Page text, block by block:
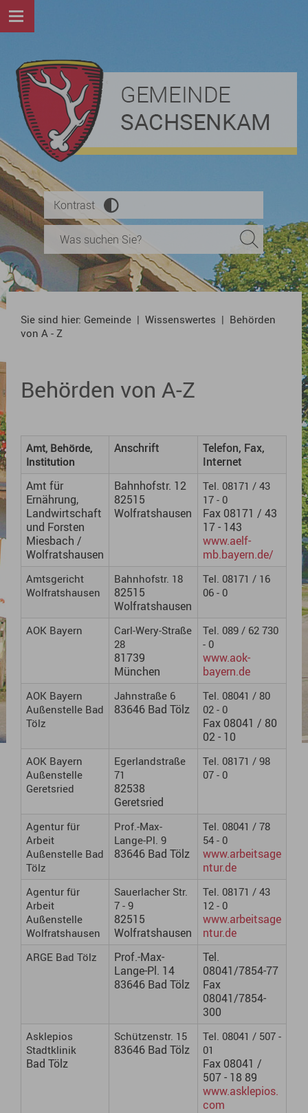
Kontrast
Sie sind hier: Gemeinde |Wissenswertes | Behörden
von A - Z
Behörden von A-Z
Amt, Behörde,
Institution
Anschrift
Telefon, Fax,
Internet
Amt für
Ernährung,
Landwirtschaft
und Forsten
Miesbach /
Wolfratshausen
Bahnhofstr. 12
82515
Wolfratshausen
Tel. 08171 / 43
17 - 0
Fax 08171 / 43
17 - 143
www.aelf-
mb.bayern.de/
Amtsgericht
Wolfratshausen
Bahnhofstr. 18
82515
Wolfratshausen
Tel. 08171 / 16
06 - 0
AOK Bayern
Carl-Wery-Straße
28
81739
München
Tel. 089 / 62 730
- 0
www.aok-
bayern.de
AOK Bayern
Außenstelle Bad
Tölz
Jahnstraße 6
83646 Bad Tölz
Tel. 08041 / 80
02 - 0
Fax 08041 / 80
02 - 10
AOK Bayern
Außenstelle
Geretsried
Egerlandstraße
71
82538
Geretsried
Tel. 08171 / 98
07 - 0
Agentur für
Arbeit
Außenstelle Bad
Tölz
Prof.-Max-
Lange-Pl. 9
83646 Bad Tölz
Tel. 08041 / 78
54 - 0
www.arbeitsage
ntur.de
Agentur für
Arbeit
Außenstelle
Wolfratshausen
Sauerlacher Str.
7 - 9
82515
Wolfratshausen
Tel. 08171 / 43
12 - 0
www.arbeitsage
ntur.de
ARGE Bad Tölz
Prof.-Max-
Lange-Pl. 14
83646 Bad Tölz
Tel.
08041/7854-77
Fax
08041/7854-
300
Asklepios
Stadtklinik
Bad Tölz
Schützenstr. 15
83646 Bad Tölz
Tel. 08041 / 507 -
01
Fax 08041 /
507 - 18 89
www.asklepios.
com